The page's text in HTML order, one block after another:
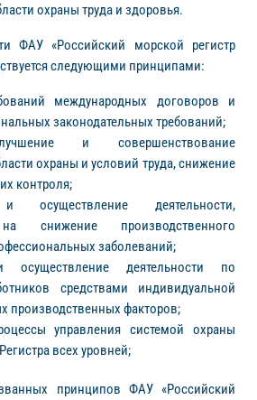
охраны труда и здоровья.
ФАУ «Российский морской регистр
следующими принципами:
международных договоров и
законодательных требований;
и совершенствование
охраны и условий труда, снижение
контроля;
осуществление деятельности,
снижение производственного
заболеваний;
осуществление деятельности по
средствами индивидуальной
производственных факторов;
управления системой охраны
всех уровней;
принципов ФАУ «Российский